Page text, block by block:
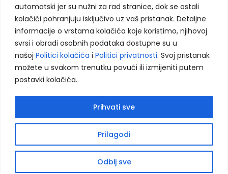
Koristimo kolačiće kako bismo poboljšali vaše
korisničko iskustvo, analizirali saobraćaj i
prikazali prilagođeni sadržaj. Više informacija
možete pronaći u našojPolitici privatnostii
Politici kolačića .
Odbij neophodne
Postavke
automatski jer su nužni za rad stranice, dok se ostali
kolačići pohranjuju isključivo uz vaš pristanak. Detaljne
informacije o vrstama kolačića koje koristimo, njihovoj
svrsi i obradi osobnih podataka dostupne su u
našoj Politici kolačića i Politici privatnosti. Svoj pristanak
možete u svakom trenutku povući ili izmijeniti putem
postavki kolačića.
Prilagodi
Odbij sve
Prihvati sve
Husein Kapetana Gradaščevića, 74264 Jelah - Tešanj, BiH
agencija.murix@gmail.com
+387 60 308 5713
+387 32 664 364
PRETRAŽITE PROIZVODE:
Kontaktirajte nas
Open